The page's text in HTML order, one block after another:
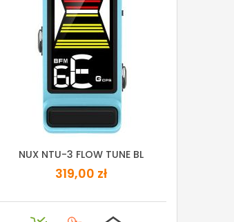
NUX NTU-3 FLOW TUNE BL
319,00 zł